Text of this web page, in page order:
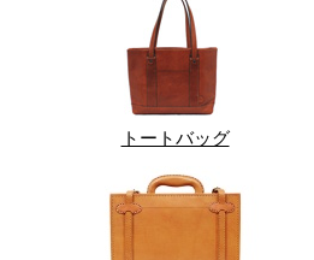
トートバッグ